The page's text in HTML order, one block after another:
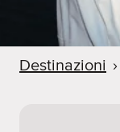
Destinazioni ›